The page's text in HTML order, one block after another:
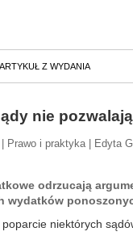
Z WYDANIA
nie
Prawo i praktyka | Edyta
odrzucają
wydatków
niektórych